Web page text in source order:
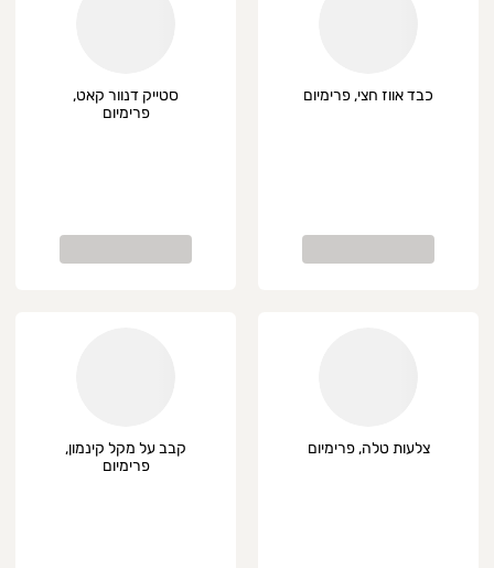
כבד אווז חצי, פרימיום
סטייק דנוור קאט,
פרימיום
צלעות טלה, פרימיום
קבב על מקל קינמון,
פרימיום